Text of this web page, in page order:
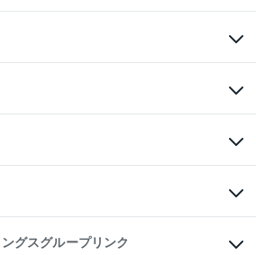
ョン
賃貸）
Web」
ィアポリシー
商品取引専用の相談・お問い合わせ窓口）
・Eメールなどの送付停止について
急百貨店のブライダルクラブ
グスグループリンク